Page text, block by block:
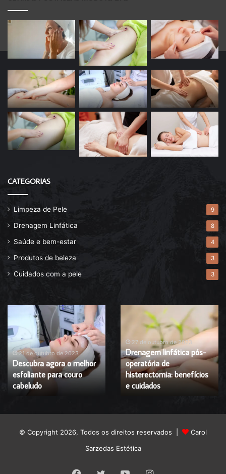
CATEGORIAS
Limpeza de Pele 9
Drenagem Linfática 8
Saúde e bem-estar 4
Produtos de beleza 3
Cuidados com a pele 3
Descubra
o
melhor
esfoliante
para
couro
cabeludo
21 de outubro de 2023
Descubra agora o melhor
esfoliante para couro
cabeludo
Drenagem
operatória
de
histerectomia:
benefícios
27 de outubro de 2023
Drenagem linfática pós-
operatória de
histerectomia: benefícios
e cuidados
© Copyright 2026, Todos os direitos reservados |
Carol
Sarzedas Estética